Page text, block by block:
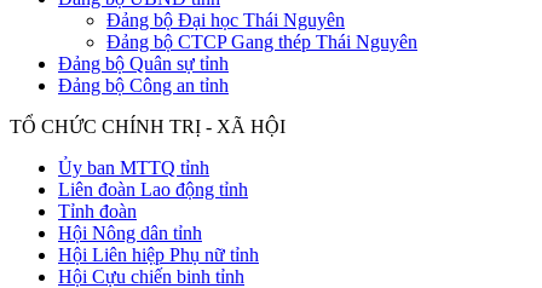
Đảng bộ Đại học Thái Nguyên
Đảng bộ CTCP Gang thép Thái Nguyên
Đảng bộ Quân sự tỉnh
Đảng bộ Công an tỉnh
TỔ CHỨC CHÍNH TRỊ - XÃ HỘI
Ủy ban MTTQ tỉnh
Liên đoàn Lao động tỉnh
Tỉnh đoàn
Hội Nông dân tỉnh
Hội Liên hiệp Phụ nữ tỉnh
Hội Cựu chiến binh tỉnh